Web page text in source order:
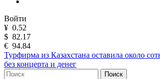
Войти
¥ 0.52
$ 82.17
€ 94.84
Турфирма из Казахстана оставила около
без концерта и денег
Поиск